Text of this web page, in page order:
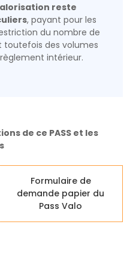
reste
, payant pour les
du nombre de
toutefois des volumes
intérieur.
de ce PASS et les
Formulaire de
demande papier du
Pass Valo